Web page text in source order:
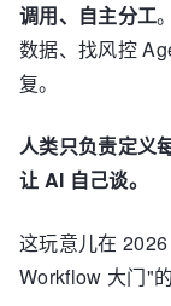
调用、自主分工
数据、找风控
复。
人类只负责定义
让 AI 自己谈。
这玩意儿在
Workflow 大门"的